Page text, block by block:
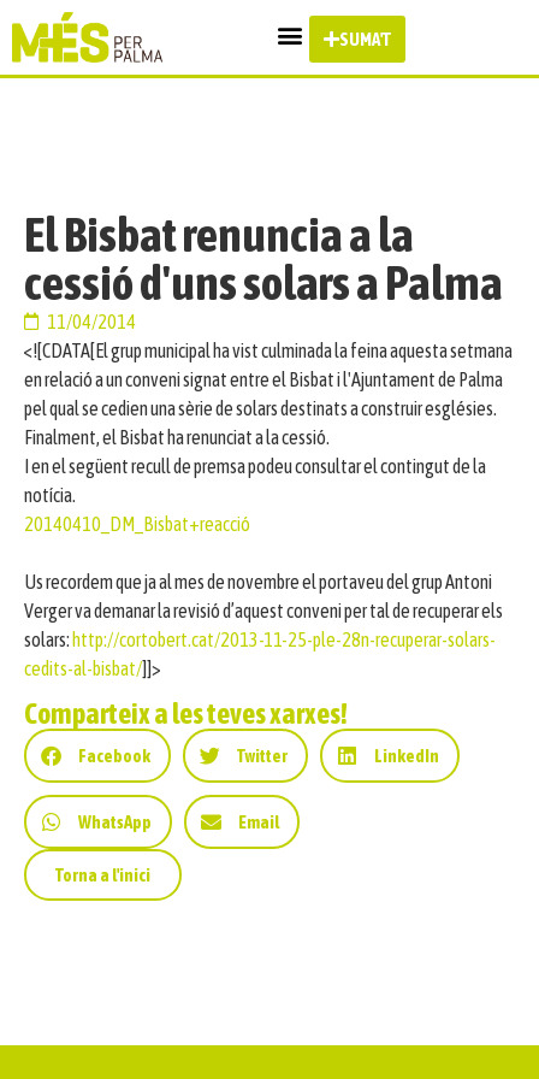
SUMA'T
El Bisbat renuncia a la
cessió d'uns solars a Palma
11/04/2014
<![CDATA[El grup municipal ha vist culminada la feina aquesta setmana
en relació a un conveni signat entre el Bisbat i l'Ajuntament de Palma
pel qual se cedien una sèrie de solars destinats a construir esglésies.
Finalment, el Bisbat ha renunciat a la cessió.
I en el següent recull de premsa podeu consultar el contingut de la
notícia.
20140410_DM_Bisbat+reacció
Us recordem que ja al mes de novembre el portaveu del grup Antoni
Verger va demanar la revisió d’aquest conveni per tal de recuperar els
solars: http://cortobert.cat/2013-11-25-ple-28n-recuperar-solars-
cedits-al-bisbat/]]>
Comparteix a les teves xarxes!
Facebook Twitter LinkedIn
WhatsApp Email
Torna a l'inici